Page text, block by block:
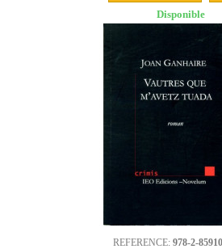
Disponible
REFERENCE: 978-2-